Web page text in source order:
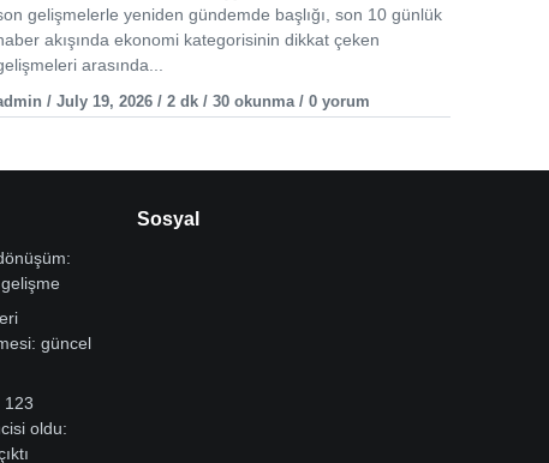
gelişmelerle yeniden gündemde başlığı, son 10 günlük
akışında ekonomi kategorisinin dikkat çeken
arasında...
/ July 19, 2026 / 2 dk / 30 okunma / 0 yorum
güncel
123
oldu:
Sosyal